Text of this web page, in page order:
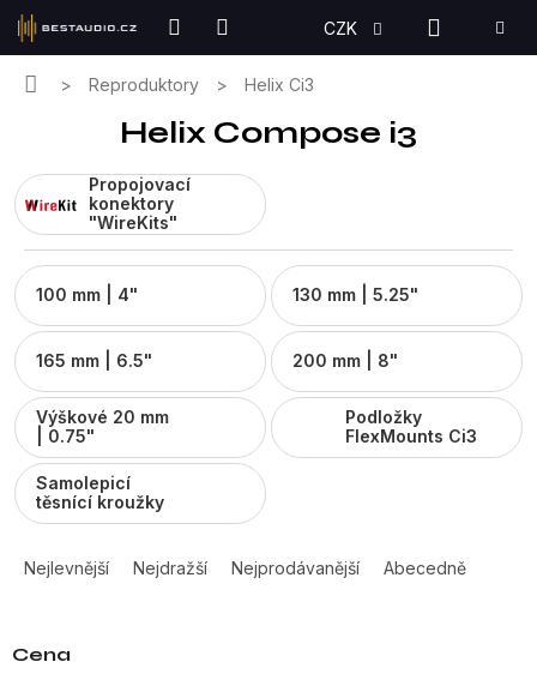
Přejít
obsah
CZK
KOŠÍK
DomůReproduktory Helix Ci3
Helix Compose i3
Propojovací
konektory
"WireKits"
100 mm | 4" 130 mm | 5.25"
165 mm | 6.5" 200 mm | 8"
Výškové 20 mm
| 0.75"
Podložky
FlexMounts Ci3
Samolepicí
těsnící kroužky
a
n
í
Nejlevnější Nejdražší Nejprodávanější Abecedně
Cena